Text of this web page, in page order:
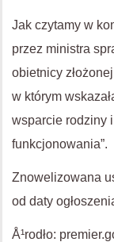
Jak czytamy w
przez ministra
obietnicy
w którym
wsparcie rodziny
funkcjonowania”.
Znowelizowana
od daty
Å¹rodło: